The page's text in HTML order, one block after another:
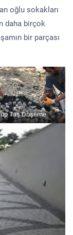
oğlu sokakları
daha birçok
bir parçası
Taş Döşeme